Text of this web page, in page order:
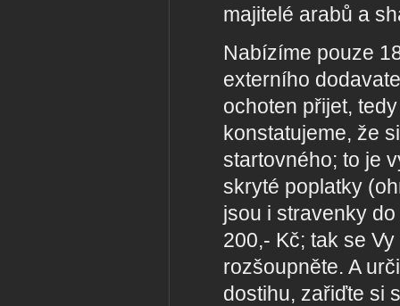
majitelé arabů a
Nabízíme pouze
externího
ochoten přijet,
konstatujeme, že
startovného; to je
skryté poplatky
jsou i stravenky
200,- Kč; tak se
rozšoupněte. A
dostihu, zařiďte si